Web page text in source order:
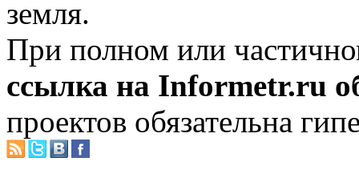
земля.
При полном или
ссылка на Informetr.ru
проектов обязательна